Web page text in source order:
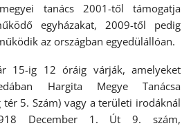
tanács 2001-től támogatja
egyházakat, 2009-től pedig
az országban egyedülállóan.
15-ig 12 óráig várják, amelyeket
Hargita Megye Tanácsa
tér 5. Szám) vagy a területi irodáknál
December 1. Út 9. szám,